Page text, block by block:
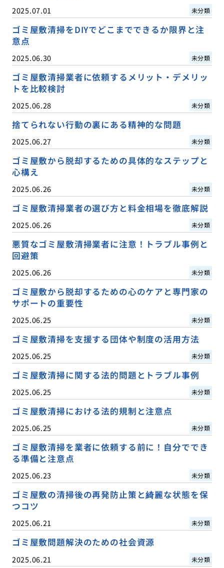
2025.07.01 未分類
ゴミ屋敷清掃をDIYでどこまでできるか限界と注
意点
2025.06.30 未分類
ゴミ屋敷清掃業者に依頼するメリット・デメリッ
トを比較検討
2025.06.28 未分類
捨てられない行動の裏にある精神的な問題
2025.06.27 未分類
ゴミ屋敷から脱却するための具体的なステップと
心構え
2025.06.26 未分類
ゴミ屋敷清掃業者の選び方と料金相場を徹底解説
2025.06.26 未分類
悪質なゴミ屋敷清掃業者に注意！トラブル事例と
回避策
2025.06.26 未分類
ゴミ屋敷から脱却するための心のケアと専門家の
サポートの重要性
2025.06.25 未分類
ゴミ屋敷清掃を支援する団体や制度の活用方法
2025.06.25 未分類
ゴミ屋敷清掃に関する法的問題とトラブル事例
2025.06.25 未分類
ゴミ屋敷清掃における法的規制と注意点
2025.06.25 未分類
ゴミ屋敷清掃を業者に依頼する前に！自分ででき
る準備と注意点
2025.06.23 未分類
ゴミ屋敷の清掃後の再発防止策と綺麗な状態を保
つコツ
2025.06.21 未分類
ゴミ屋敷問題解決のための社会資源
2025.06.21 未分類